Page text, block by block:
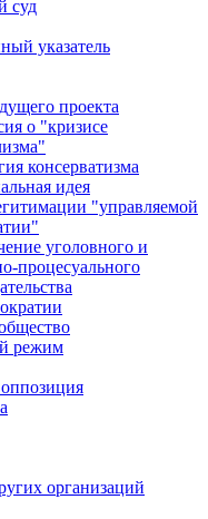
суд
указатель
проекта
о "кризисе
консерватизма
идея
"управляемой
уголовного и
процесуального
режим
организаций